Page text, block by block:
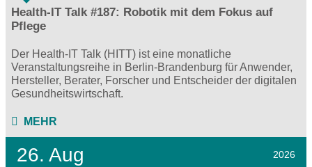
Health-IT Talk #187: Robotik mit dem Fokus auf
Pflege
Der Health-IT Talk (HITT) ist eine monatliche
Veranstaltungsreihe in Berlin-Brandenburg für Anwender,
Hersteller, Berater, Forscher und Entscheider der digitalen
Gesundheitswirtschaft.
MEHR
26. Aug 2026